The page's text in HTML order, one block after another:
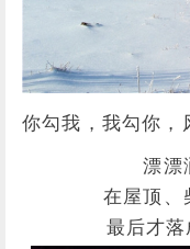
你勾我，我勾你，
漂漂
在屋顶、
最后才